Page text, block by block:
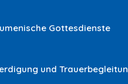
Gottesdienste
und